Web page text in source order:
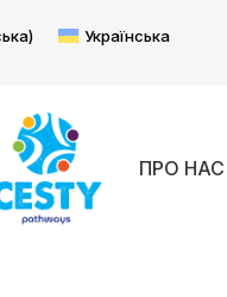
) Українська
ПРО НАС